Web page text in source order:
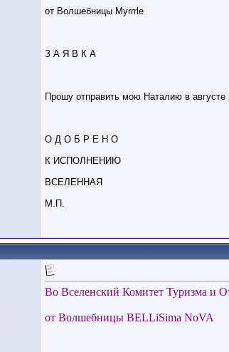
от Волшебницы Myrrrle
З А Я В К А
Прошу отправить мою Наталию в августе
О Д О Б Р Е Н О
К ИСПОЛНЕНИЮ
ВСЕЛЕННАЯ
М.П.
Во Вселенский Комитет Туризма и
от Волшебницы BELLiSima NoVA